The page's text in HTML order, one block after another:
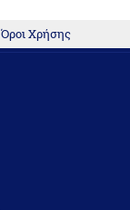
Όροι Χρήσης